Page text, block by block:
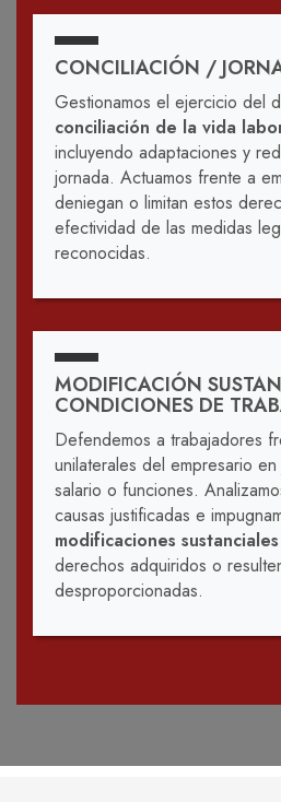
CONCILIACIÓN /
Gestionamos el ejercicio del
conciliación de la vida
incluyendo adaptaciones y
jornada. Actuamos frente a
deniegan o limitan estos
efectividad de las medidas
reconocidas.
MODIFICACIÓN
CONDICIONES DE
Defendemos a trabajadores
unilaterales del empresario
salario o funciones.
causas justificadas e
modificaciones sustanciales
derechos adquiridos o
desproporcionadas.